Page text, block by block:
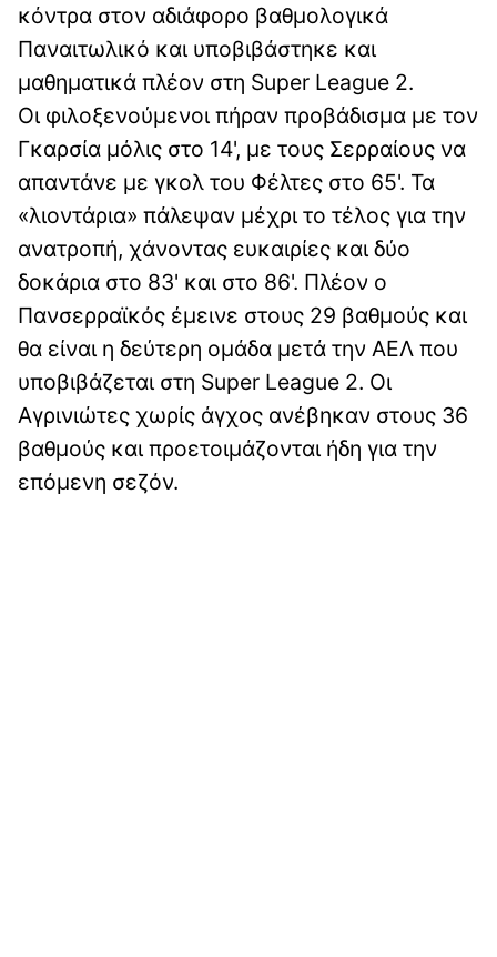
κόντρα στον αδιάφορο βαθμολογικά
Παναιτωλικό και υποβιβάστηκε και
μαθηματικά πλέον στη Super League 2.
Οι φιλοξενούμενοι πήραν προβάδισμα με τον
Γκαρσία μόλις στο 14', με τους Σερραίους να
απαντάνε με γκολ του Φέλτες στο 65'. Τα
«λιοντάρια» πάλεψαν μέχρι το τέλος για την
ανατροπή, χάνοντας ευκαιρίες και δύο
δοκάρια στο 83' και στο 86'. Πλέον ο
Πανσερραϊκός έμεινε στους 29 βαθμούς και
θα είναι η δεύτερη ομάδα μετά την ΑΕΛ που
υποβιβάζεται στη Super League 2. Οι
Αγρινιώτες χωρίς άγχος ανέβηκαν στους 36
βαθμούς και προετοιμάζονται ήδη για την
επόμενη σεζόν.